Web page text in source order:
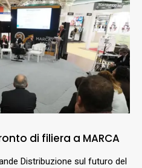
di filiera a MARCA
Distribuzione sul futuro del